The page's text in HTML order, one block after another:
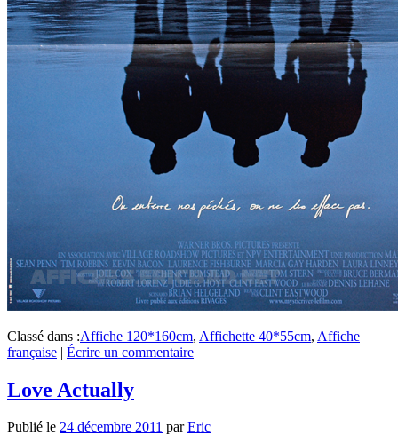
Classé dans :Affiche 120*160cm, Affichette 40*55cm, Affiche
française | Écrire un commentaire
Love Actually
Publié le 24 décembre 2011 parEric